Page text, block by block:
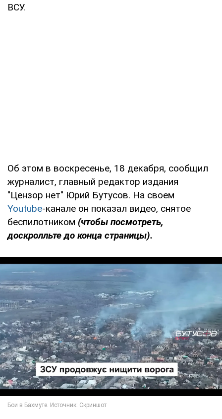
ВСУ.
Об этом в воскресенье, 18 декабря, сообщил
журналист, главный редактор издания
"Цензор нет" Юрий Бутусов. На своем
Youtube-канале он показал видео, снятое
беспилотником (чтобы посмотреть,
доскролльте до конца страницы).